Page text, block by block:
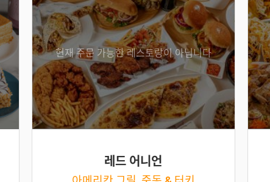
현재 주문 가능한 레스토랑이 아닙니다
레드 어니언